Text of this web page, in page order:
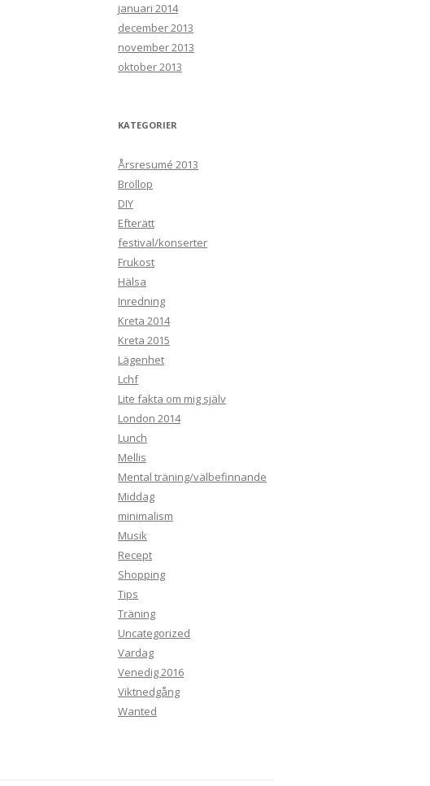
januari 2014
december 2013
november 2013
oktober 2013
KATEGORIER
Årsresumé 2013
Bröllop
DIY
Efterätt
festival/konserter
Frukost
Hälsa
Inredning
Kreta 2014
Kreta 2015
Lägenhet
Lchf
Lite fakta om mig själv
London 2014
Lunch
Mellis
Mental träning/välbefinnande
Middag
minimalism
Musik
Recept
Shopping
Tips
Träning
Uncategorized
Vardag
Venedig 2016
Viktnedgång
Wanted